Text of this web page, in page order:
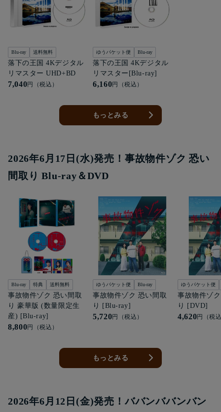
Blu-ray 送料無料
落下の王国 4Kデジタル
リマスター UHD+BD
7,040円（税込）
ゆうパケット便 Blu-ray
落下の王国 4Kデジタル
リマスター[Blu-ray]
6,160円（税込）
もっとみる
2026年6月17日(水)発売！事故物件ゾク 恐い
間取り Blu-ray＆DVD
Blu-ray 特典 送料無料
事故物件ゾク 恐い間取
り 豪華版 (数量限定生
産) [Blu-ray]
8,800円（税込）
ゆうパケット便 Blu-ray
事故物件ゾク 恐い間取
り [Blu-ray]
5,720円（税込）
ゆうパケット便
事故物件ゾ
り [DVD]
4,620円（税
もっとみる
2026年6月12日(金)発売！ババンババンバン